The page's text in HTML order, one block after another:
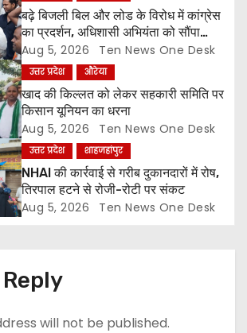
बढ़े बिजली बिल और लोड के विरोध में कांग्रेस
का प्रदर्शन, अधिशासी अभियंता को सौंपा
ज्ञापन
Aug 5, 2026 Ten News One Desk
उत्तर प्रदेश औरेया
खाद की किल्लत को लेकर सहकारी समिति पर
किसान यूनियन का धरना
Aug 5, 2026 Ten News One Desk
उत्तर प्रदेश शाहजहांपुर
NHAI की कार्रवाई से गरीब दुकानदारों में रोष,
तिरपाल हटने से रोजी-रोटी पर संकट
Aug 5, 2026 Ten News One Desk
will not be published.